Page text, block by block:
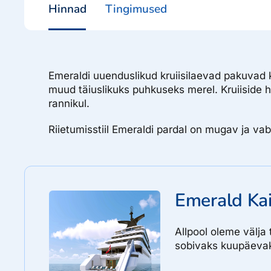
Hinnad Tingimused
Emeraldi uuenduslikud kruiisilaevad
muud täiuslikuks puhkuseks merel. Kruiiside
rannikul.
Riietumisstiil Emeraldi pardal on mugav ja
Emerald
​Allpool oleme välja
sobivaks